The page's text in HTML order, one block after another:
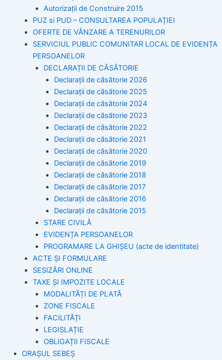
Autorizaţii de Construire 2015
PUZ si PUD – CONSULTAREA POPULAȚIEI
OFERTE DE VÂNZARE A TERENURILOR
SERVICIUL PUBLIC COMUNITAR LOCAL DE EVIDENȚA
PERSOANELOR
DECLARAȚII DE CĂSĂTORIE
Declarații de căsătorie 2026
Declarații de căsătorie 2025
Declarații de căsătorie 2024
Declarații de căsătorie 2023
Declarații de căsătorie 2022
Declarații de căsătorie 2021
Declarații de căsătorie 2020
Declarații de căsătorie 2019
Declarații de căsătorie 2018
Declarații de căsătorie 2017
Declarații de căsătorie 2016
Declarații de căsătorie 2015
STARE CIVILĂ
EVIDENȚA PERSOANELOR
PROGRAMARE LA GHIȘEU (acte de identitate)
ACTE ȘI FORMULARE
SESIZĂRI ONLINE
TAXE ȘI IMPOZITE LOCALE
MODALITĂȚI DE PLATĂ
ZONE FISCALE
FACILITĂȚI
LEGISLAȚIE
OBLIGAȚII FISCALE
ORAȘUL SEBEȘ